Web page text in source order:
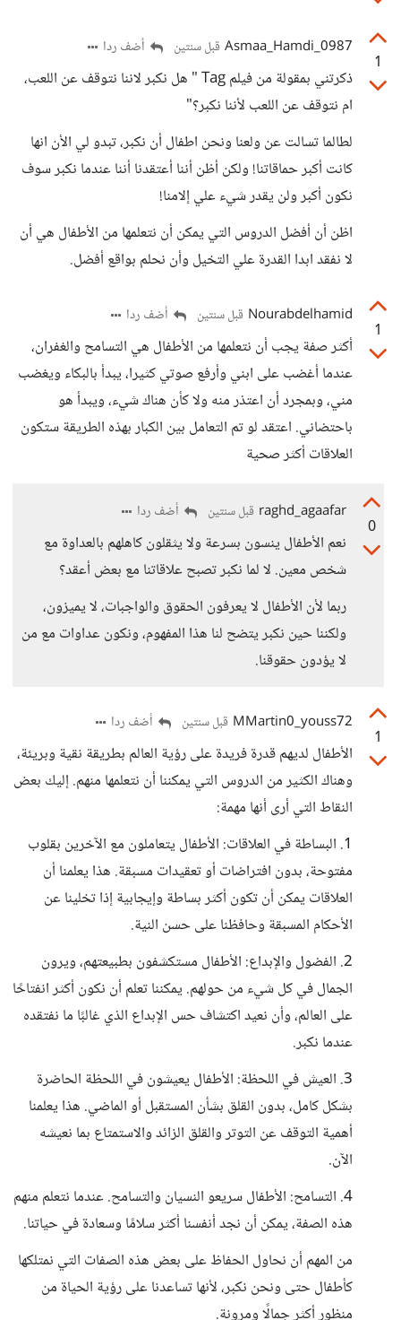
1
Asmaa_Hamdi_0987 قبل سنتين أضف ردا
ذكرتني بمقولة من فيلم Tag " هل نكبر لاننا نتوقف عن اللعب،
ام نتوقف عن اللعب لأننا نكبر؟"
لطالما تسالت عن ولعنا ونحن اطفال أن نكبر، تبدو لي الأن انها
كانت أكبر حماقاتنا! ولكن أظن أننا أعتقدنا أننا عندما نكبر سوف
نكون أكبر ولن يقدر شيء علي إلامنا!
اظن أن أفضل الدروس التي يمكن أن نتعلمها من الأطفال هي أن
لا نفقد ابدا القدرة علي التخيل وأن نحلم بواقع أفضل.
1
Nourabdelhamid قبل سنتين أضف ردا
أكثر صفة يجب أن نتعلمها من الأطفال هي التسامح والغفران،
عندما أغضب على ابني وأرفع صوتي كثيرا، يبدأ بالبكاء ويغضب
مني، وبمجرد أن اعتذر منه ولا كأن هناك شيء، ويبدأ هو
باحتضاني. اعتقد لو تم التعامل بين الكبار بهذه الطريقة ستكون
العلاقات أكثر صحية
0
raghd_agaafar قبل سنتين أضف ردا
نعم الأطفال ينسون بسرعة ولا يثقلون كاهلهم بالعداوة مع
شخص معين. لا لما نكبر تصبح علاقاتنا مع بعض أعقد؟
ربما لأن الأطفال لا يعرفون الحقوق والواجبات، لا يميزون،
ولكننا حين نكبر يتضح لنا هذا المفهوم، ونكون عداوات مع من
لا يؤدون حقوقنا.
1
MMartin0_youss72 قبل سنتين أضف ردا
الأطفال لديهم قدرة فريدة على رؤية العالم بطريقة نقية وبريئة،
وهناك الكثير من الدروس التي يمكننا أن نتعلمها منهم. إليك بعض
النقاط التي أرى أنها مهمة:
1. البساطة في العلاقات: الأطفال يتعاملون مع الآخرين بقلوب
مفتوحة، بدون افتراضات أو تعقيدات مسبقة. هذا يعلمنا أن
العلاقات يمكن أن تكون أكثر بساطة وإيجابية إذا تخلينا عن
الأحكام المسبقة وحافظنا على حسن النية.
2. الفضول والإبداع: الأطفال مستكشفون بطبيعتهم، ويرون
الجمال في كل شيء من حولهم. يمكننا تعلم أن نكون أكثر انفتاحًا
على العالم، وأن نعيد اكتشاف حس الإبداع الذي غالبًا ما نفتقده
عندما نكبر.
3. العيش في اللحظة: الأطفال يعيشون في اللحظة الحاضرة
بشكل كامل، بدون القلق بشأن المستقبل أو الماضي. هذا يعلمنا
أهمية التوقف عن التوتر والقلق الزائد والاستمتاع بما نعيشه
الآن.
4. التسامح: الأطفال سريعو النسيان والتسامح. عندما نتعلم منهم
هذه الصفة، يمكن أن نجد أنفسنا أكثر سلامًا وسعادة في حياتنا.
من المهم أن نحاول الحفاظ على بعض هذه الصفات التي نمتلكها
كأطفال حتى ونحن نكبر، لأنها تساعدنا على رؤية الحياة من